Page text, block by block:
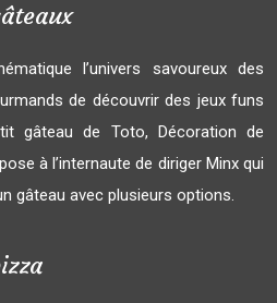
l’univers savoureux des
de découvrir des jeux funs
gâteau de Toto, Décoration de
à l’internaute de diriger Minx qui
gâteau avec plusieurs options.